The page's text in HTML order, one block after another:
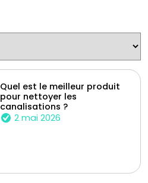
Quel est le meilleur produit
pour nettoyer les
canalisations ?
2 mai 2026